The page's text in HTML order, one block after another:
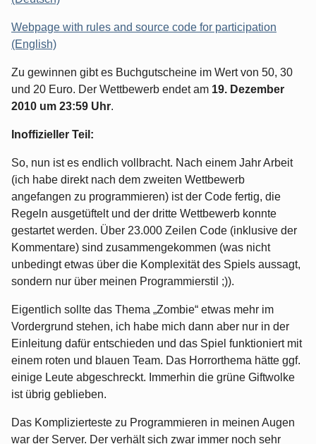
Webpage with rules and source code for participation
(English)
Zu gewinnen gibt es Buchgutscheine im Wert von 50, 30
und 20 Euro. Der Wettbewerb endet am 19. Dezember
2010 um 23:59 Uhr.
Inoffizieller Teil:
So, nun ist es endlich vollbracht. Nach einem Jahr Arbeit
(ich habe direkt nach dem zweiten Wettbewerb
angefangen zu programmieren) ist der Code fertig, die
Regeln ausgetüftelt und der dritte Wettbewerb konnte
gestartet werden. Über 23.000 Zeilen Code (inklusive der
Kommentare) sind zusammengekommen (was nicht
unbedingt etwas über die Komplexität des Spiels aussagt,
sondern nur über meinen Programmierstil ;)).
Eigentlich sollte das Thema „Zombie“ etwas mehr im
Vordergrund stehen, ich habe mich dann aber nur in der
Einleitung dafür entschieden und das Spiel funktioniert mit
einem roten und blauen Team. Das Horrorthema hätte ggf.
einige Leute abgeschreckt. Immerhin die grüne Giftwolke
ist übrig geblieben.
Das Komplizierteste zu Programmieren in meinen Augen
war der Server. Der verhält sich zwar immer noch sehr